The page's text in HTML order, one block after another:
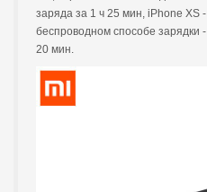
заряда за 1 ч 25 мин, iPhone XS
беспроводном способе зарядки
20 мин.